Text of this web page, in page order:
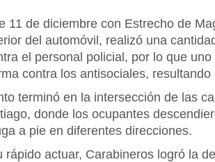
11 de diciembre con Estrecho de
del automóvil, realizó una
el personal policial, por lo que
contra los antisociales, resultando
terminó en la intersección de las
donde los ocupantes
a pie en diferentes direcciones.
rápido actuar, Carabineros logró la